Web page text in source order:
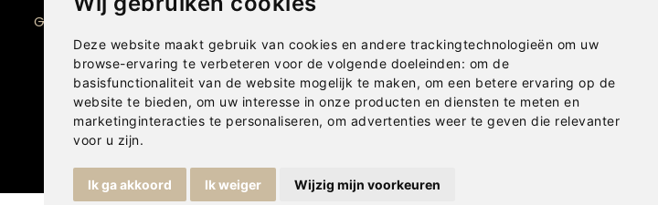
Deze website maakt gebruik van cookies en andere trackingtechnologieën om uw
browse-ervaring te verbeteren voor de volgende doeleinden: om de
basisfunctionaliteit van de website mogelijk te maken, om een betere ervaring op de
website te bieden, om uw interesse in onze producten en diensten te meten en
marketinginteracties te personaliseren, om advertenties weer te geven die relevanter
voor u zijn.
Ik ga akkoord Ik weiger Wijzig mijn voorkeuren
Gesloten
Shutters